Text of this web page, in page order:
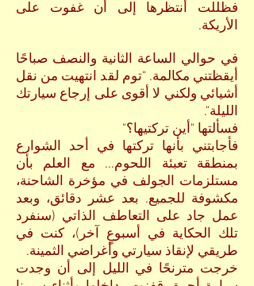
فظللت أنتظرها إلى أن غفوت على
الأريكة.
في حوالي الساعة الثانية والنصف صباحًا
أيقظتني مكالمة. "توم لقد انتهيت من نقل
أشيائي ولكني لا أقوى على إرجاع سيارتك
الليلة".
فسألتها "أين تركتيها؟"
فأجابتني بأنها تركتها في أحد الشوارع
بمنطقة تعبئة اللحوم... مع العلم بأن
مستلزمات الجولف في مؤخرة الشاحنة،
مكشوفة للجميع. بعد عشر دقائق، وبعد
عمل جاد على التعاطف الذاتي (سنفرد
تلك الحكاية في أسبوعٍ آخر)، كنت في
طريقي لإنقاذ سيارتي وأغراضي الثمينة.
خرجت مترنحًا في الليل إلى أن وجدت